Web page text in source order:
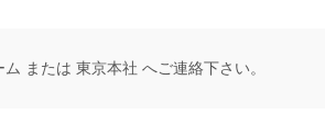
ム または 東京本社 へご連絡下さい。